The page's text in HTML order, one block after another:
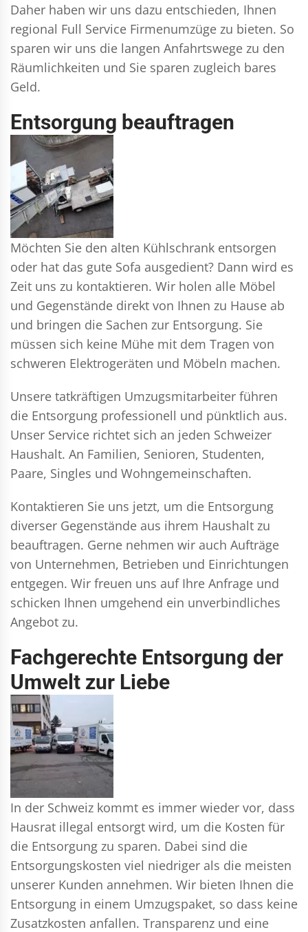
Daher haben wir uns dazu entschieden, Ihnen
regional Full Service Firmenumzüge zu bieten. So
sparen wir uns die langen Anfahrtswege zu den
Räumlichkeiten und Sie sparen zugleich bares
Geld.
Entsorgung beauftragen
Möchten Sie den alten Kühlschrank entsorgen
oder hat das gute Sofa ausgedient? Dann wird es
Zeit uns zu kontaktieren. Wir holen alle Möbel
und Gegenstände direkt von Ihnen zu Hause ab
und bringen die Sachen zur Entsorgung. Sie
müssen sich keine Mühe mit dem Tragen von
schweren Elektrogeräten und Möbeln machen.
Unsere tatkräftigen Umzugsmitarbeiter führen
die Entsorgung professionell und pünktlich aus.
Unser Service richtet sich an jeden Schweizer
Haushalt. An Familien, Senioren, Studenten,
Paare, Singles und Wohngemeinschaften.
Kontaktieren Sie uns jetzt, um die Entsorgung
diverser Gegenstände aus ihrem Haushalt zu
beauftragen. Gerne nehmen wir auch Aufträge
von Unternehmen, Betrieben und Einrichtungen
entgegen. Wir freuen uns auf Ihre Anfrage und
schicken Ihnen umgehend ein unverbindliches
Angebot zu.
Fachgerechte Entsorgung der
Umwelt zur Liebe
In der Schweiz kommt es immer wieder vor, dass
Hausrat illegal entsorgt wird, um die Kosten für
die Entsorgung zu sparen. Dabei sind die
Entsorgungskosten viel niedriger als die meisten
unserer Kunden annehmen. Wir bieten Ihnen die
Entsorgung in einem Umzugspaket, so dass keine
Zusatzkosten anfallen. Transparenz und eine